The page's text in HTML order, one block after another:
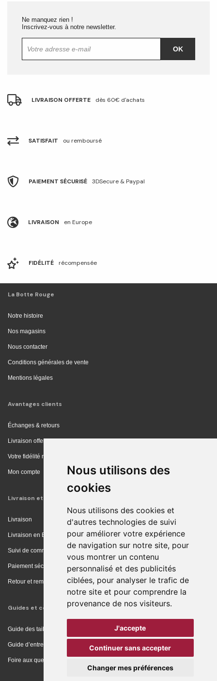
Nous utilisons des
cookies
Nous utilisons des cookies et
d'autres technologies de suivi
pour améliorer votre expérience
de navigation sur notre site, pour
vous montrer un contenu
personnalisé et des publicités
ciblées, pour analyser le trafic de
notre site et pour comprendre la
provenance de nos visiteurs.
J'accepte
Continuer sans accepter
Changer mes préférences
Ne manquez rien !
Inscrivez-vous à notre newsletter.
OK
LIVRAISON OFFERTE dès 60€ d'achats
SATISFAIT ou remboursé
PAIEMENT SÉCURISÉ 3DSecure & Paypal
LIVRAISON en Europe
FIDÉLITÉ récompensée
La Botte Rouge
Notre histoire
Nos magasins
Nous contacter
Conditions générales de vente
Mentions légales
Avantages clients
Échanges & retours
Livraison offerte en magasin
Votre fidélité récompensée
Mon compte
Livraison et achat
Livraison
Livraison en Europe
Suivi de commande
Paiement sécurisé
Retour et remboursement
Guides et conseils
Guide des tailles
Guide d’entretien
Foire aux questions